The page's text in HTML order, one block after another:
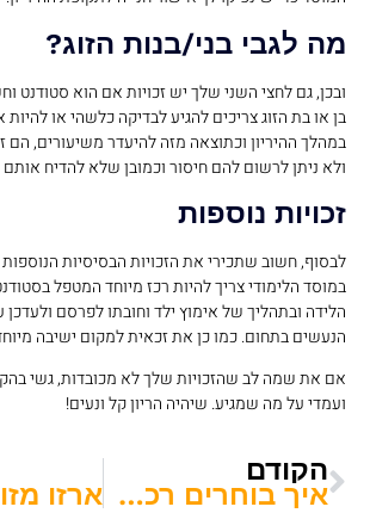
מה לגבי בני/בנות הזוג?
ובכן, גם לחצי השני שלך יש זכויות אם הוא סטודנט
בן או בת הזוג צריכים להגיע לבדיקה כלשהי או
במהלך ההיריון וכתוצאה מזה להיעדר משיעורים,
ולא ניתן לרשום להם חיסור וכמובן שלא להדיח
זכויות נוספות
לבסוף, חשוב שתכירי את הזכויות הבסיסיות
במוסד הלימודי צריך להיות רכז מיוחד המטפל
הלידה ובתהליך של אימוץ ילד וחובתו לפרסם ולעדכן
הנעשים בתחום. כמו כן את זכאית למקום ישיבה
אם את שמה לב שהזכויות שלך לא מכובדות, גשי
ועמדי על מה שמגיע. שיהיה הריון קל ונעים!
הקודם
איך בוחרים רכב מתאים לסטודנטים?